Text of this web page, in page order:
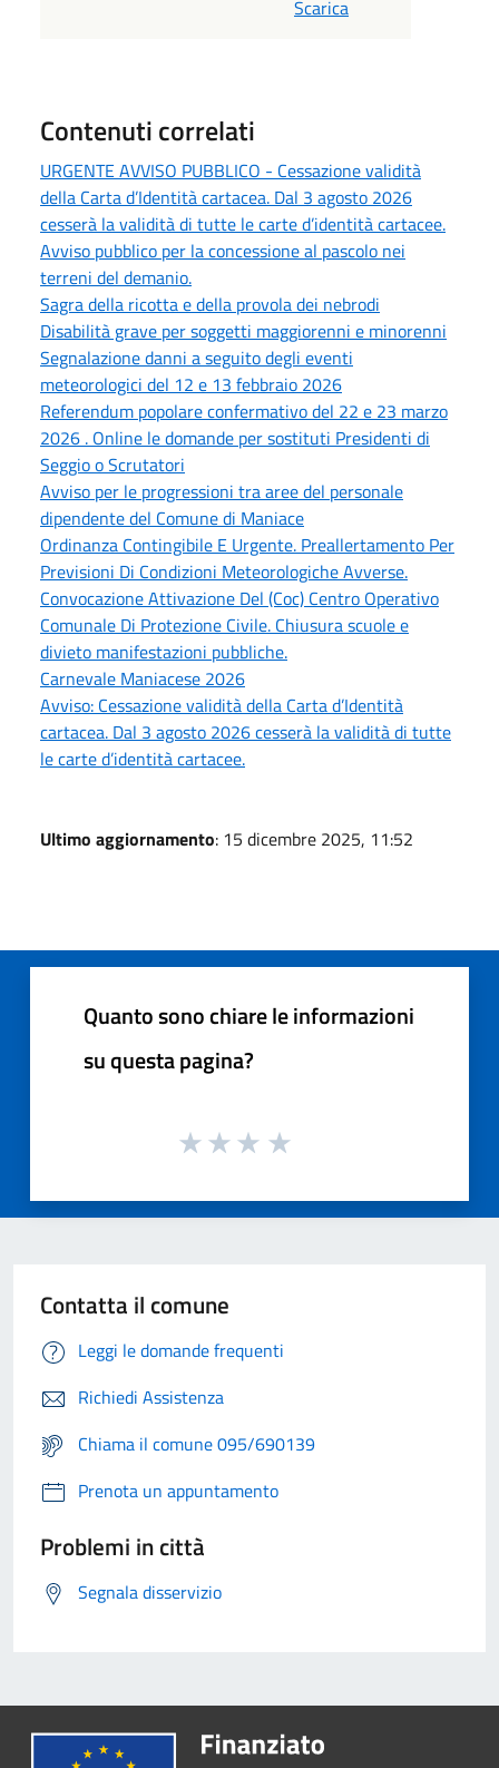
Scarica
Contenuti correlati
URGENTE AVVISO PUBBLICO - Cessazione validità
della Carta d’Identità cartacea. Dal 3 agosto 2026
cesserà la validità di tutte le carte d’identità cartacee.
Avviso pubblico per la concessione al pascolo nei
terreni del demanio.
Sagra della ricotta e della provola dei nebrodi
Disabilità grave per soggetti maggiorenni e minorenni
Segnalazione danni a seguito degli eventi
meteorologici del 12 e 13 febbraio 2026
Referendum popolare confermativo del 22 e 23 marzo
2026 . Online le domande per sostituti Presidenti di
Seggio o Scrutatori
Avviso per le progressioni tra aree del personale
dipendente del Comune di Maniace
Ordinanza Contingibile E Urgente. Preallertamento Per
Previsioni Di Condizioni Meteorologiche Avverse.
Convocazione Attivazione Del (Coc) Centro Operativo
Comunale Di Protezione Civile. Chiusura scuole e
divieto manifestazioni pubbliche.
Carnevale Maniacese 2026
Avviso: Cessazione validità della Carta d’Identità
cartacea. Dal 3 agosto 2026 cesserà la validità di tutte
le carte d’identità cartacee.
Ultimo aggiornamento: 15 dicembre 2025, 11:52
Quanto sono chiare le informazioni
su questa pagina?
Contatta il comune
Leggi le domande frequenti
Richiedi Assistenza
Chiama il comune 095/690139
Prenota un appuntamento
Problemi in città
Segnala disservizio